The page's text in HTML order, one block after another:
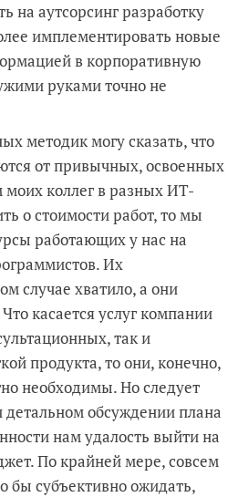
на аутсорсинг разработку
имплементировать новые
в корпоративную
руками точно не
методик могу сказать, что
от привычных, освоенных
коллег в разных ИТ-
о стоимости работ, то мы
работающих у нас на
Их
случае хватило, а они
касается услуг компании
так и
продукта, то они, конечно,
необходимы. Но следует
детальном обсуждении плана
нам удалость выйти на
По крайней мере, совсем
бы субъективно ожидать,